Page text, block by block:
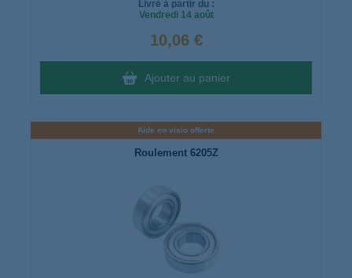
Livré à partir du :
Vendredi14 août
10,06 €
Ajouter au panier
Aide en visio offerte
Roulement 6205Z